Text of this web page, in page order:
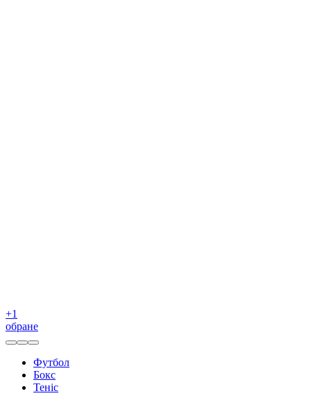
+1
обране
Футбол
Бокс
Теніс